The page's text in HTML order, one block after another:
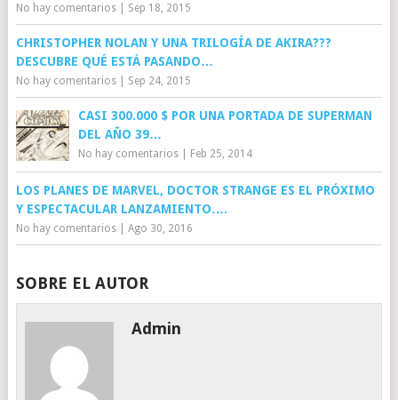
No hay comentarios| Sep 18, 2015
CHRISTOPHER NOLAN Y UNA TRILOGÍA DE AKIRA???
DESCUBRE QUÉ ESTÁ PASANDO…
No hay comentarios| Sep 24, 2015
CASI 300.000 $ POR UNA PORTADA DE SUPERMAN
DEL AÑO 39…
No hay comentarios| Feb 25, 2014
LOS PLANES DE MARVEL, DOCTOR STRANGE ES EL PRÓXIMO
Y ESPECTACULAR LANZAMIENTO….
No hay comentarios| Ago 30, 2016
SOBRE EL AUTOR
Admin